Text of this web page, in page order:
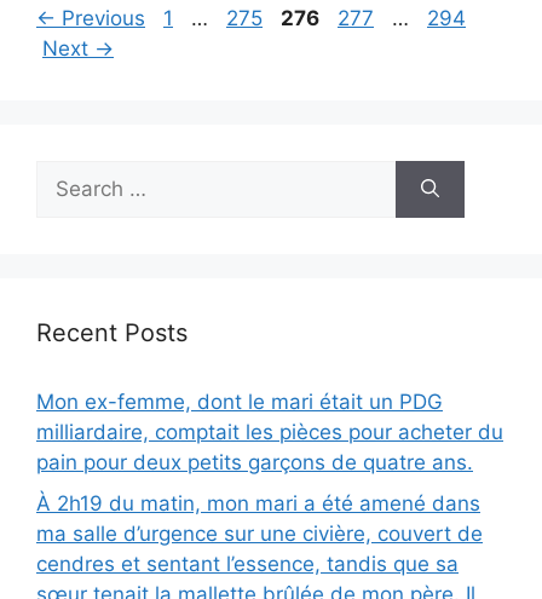
← Previous Page
1 … Page
275 Page
276 Page
277 … Page
294
Next →
Search
for:
Recent Posts
Mon ex-femme, dont le mari était un PDG
milliardaire, comptait les pièces pour acheter du
pain pour deux petits garçons de quatre ans.
À 2h19 du matin, mon mari a été amené dans
ma salle d’urgence sur une civière, couvert de
cendres et sentant l’essence, tandis que sa
sœur tenait la mallette brûlée de mon père. Il